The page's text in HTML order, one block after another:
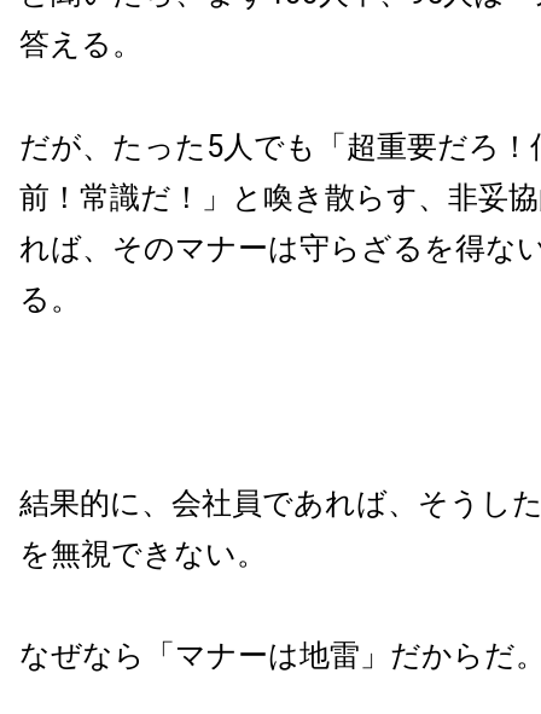
答える。
だが、たった5人でも「超重要だろ
前！常識だ！」と喚き散らす、非妥
れば、そのマナーは守らざるを得な
る。
結果的に、会社員であれば、そうし
を無視できない。
なぜなら「マナーは地雷」だからだ